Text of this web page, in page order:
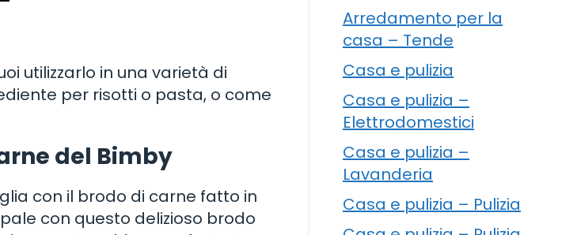
utilizzarlo in una varietà di
per risotti o pasta, o come
del Bimby
con il brodo di carne fatto in
con questo delizioso brodo
Arredamento per la
casa – Tende
Casa e pulizia
Casa e pulizia –
Elettrodomestici
Casa e pulizia –
Lavanderia
Casa e pulizia – Pulizia